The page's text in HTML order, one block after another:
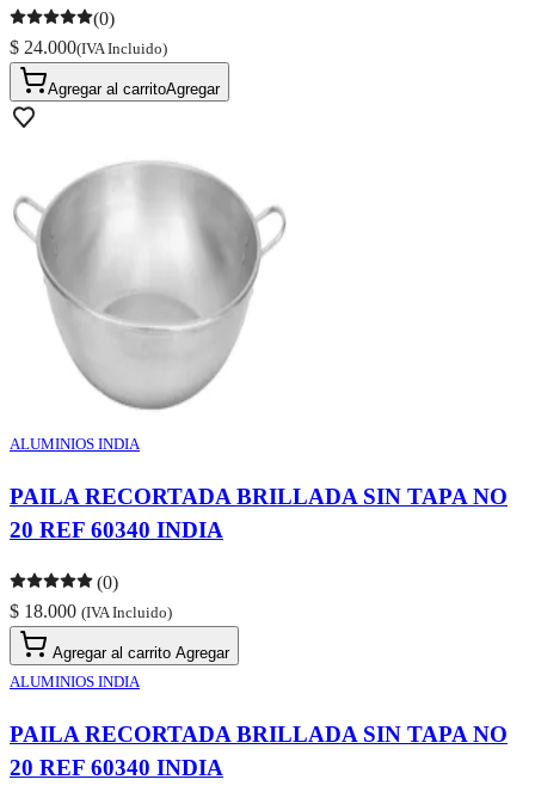
(0)
$ 24.000(IVA Incluido)
Agregar al carritoAgregar
ALUMINIOS INDIA
PAILA RECORTADA BRILLADA SIN TAPA NO
20 REF 60340 INDIA
(0)
$ 18.000 (IVA Incluido)
Agregar al carrito Agregar
ALUMINIOS INDIA
PAILA RECORTADA BRILLADA SIN TAPA NO
20 REF 60340 INDIA